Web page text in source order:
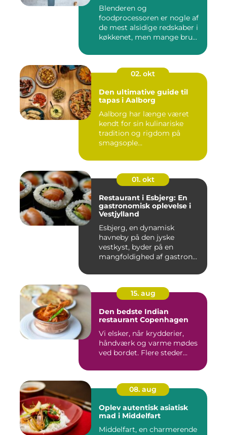
Blenderen og
foodprocessoren er nogle af
de mest alsidige redskaber i
køkkenet, men mange bru...
02. okt
Den ultimative guide til
tapas i Aalborg
Aalborg har længe været
kendt for sin kulinariske
tradition og rigdom på
smagsople...
01. okt
Restaurant i Esbjerg: En
gastronomisk oplevelse i
Vestjylland
Esbjerg, en dynamisk
havneby på den jyske
vestkyst, byder på en
mangfoldighed af gastron...
15. aug
Den bedste Indian
restaurant Copenhagen
Vi elsker, når krydderier,
håndværk og varme mødes
ved bordet. Flere steder...
08. aug
Oplev autentisk asiatisk
mad i Middelfart
Middelfart, en charmerende